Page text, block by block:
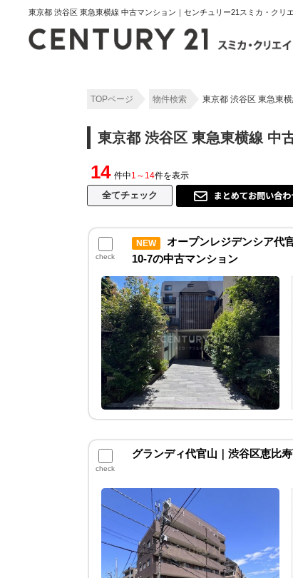
東京都 渋谷区 東急東横線 中古マンション｜センチュリー21スミカ・クリ
TOPページ 物件検索 東京都 渋谷区 東急東
東京都 渋谷区 東急東横線 中
14 件中1～14件を表示
check
NEW
オープンレジデンシア代
10-7の中古マンション
check
グランディ代官山｜渋谷区恵比